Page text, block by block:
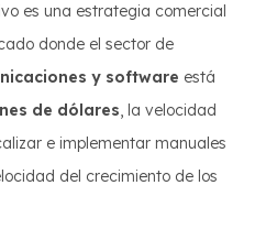
es una estrategia comercial
donde el sector de
y software está
de dólares, la velocidad
e implementar manuales
del crecimiento de los